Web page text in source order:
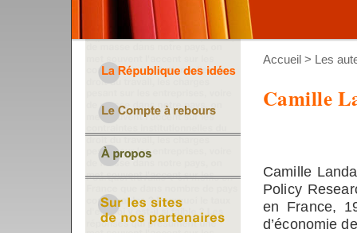
Accueil > Les
Camille
Camille
Policy
en France,
d’économie